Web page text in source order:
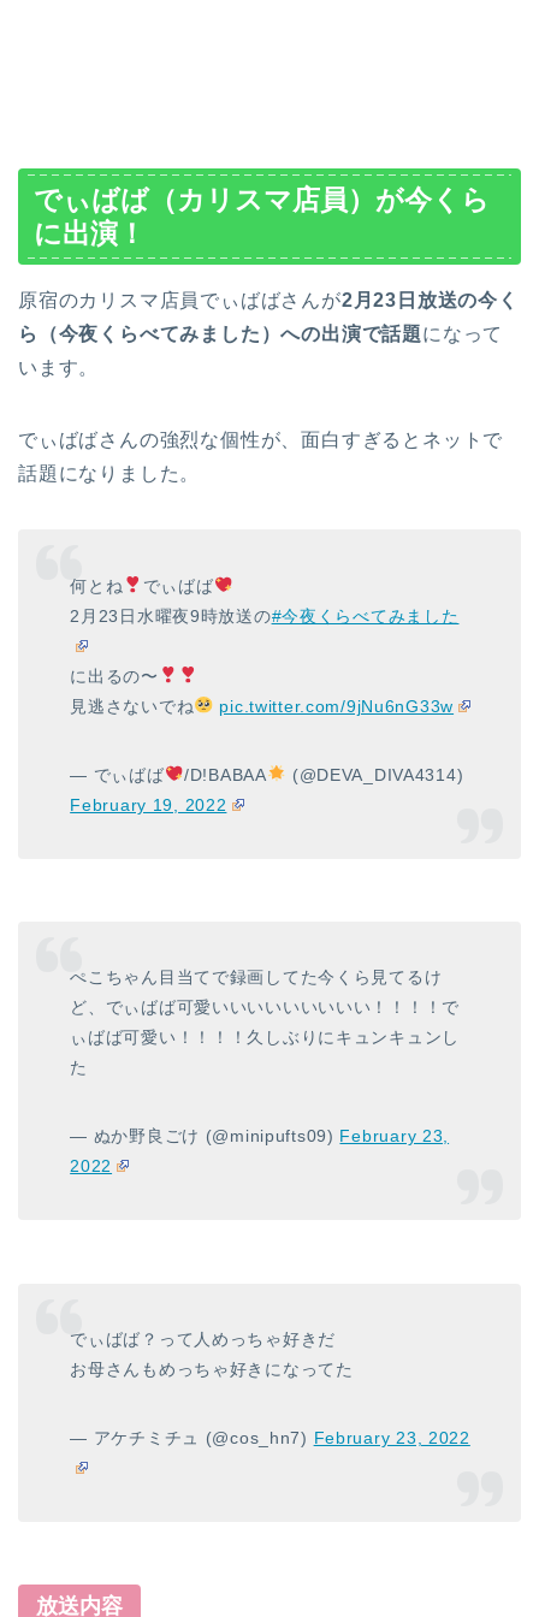
でぃばば（カリスマ店員）が今くら
に出演！
原宿のカリスマ店員でぃばばさんが2月23日放送の今く
ら（今夜くらべてみました）への出演で話題になって
います。
でぃばばさんの強烈な個性が、面白すぎるとネットで
話題になりました。
何とね
でぃばば
2月23日水曜夜9時放送の#今夜くらべてみました
に出るの〜
見逃さないでね
pic.twitter.com/9jNu6nG33w
— でぃばば /D!BABAA
(@DEVA_DIVA4314)
February 19, 2022
ぺこちゃん目当てで録画してた今くら見てるけ
ど、でぃばば可愛いいいいいいいいい！！！！で
ぃばば可愛い！！！！久しぶりにキュンキュンし
た
— ぬか野良ごけ (@minipufts09) February 23,
2022
でぃばば？って人めっちゃ好きだ
お母さんもめっちゃ好きになってた
— アケチミチュ (@cos_hn7) February 23, 2022
放送内容